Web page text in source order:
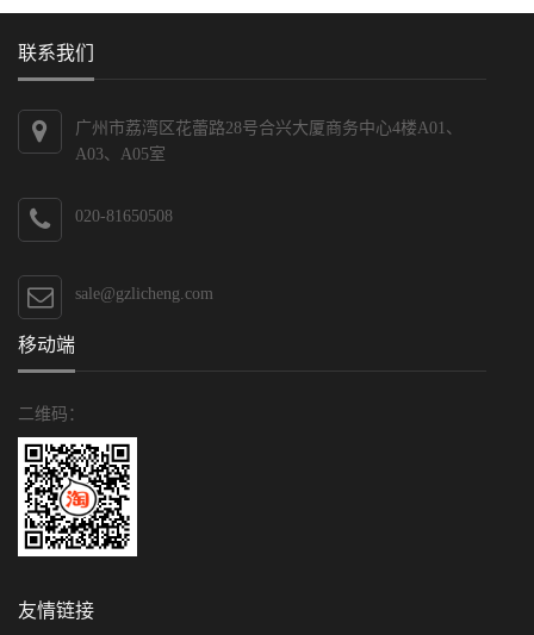
联系我们
广州市荔湾区花蕾路28号合兴大厦商务中心4楼A01、
A03、A05室
020-81650508
sale@gzlicheng.com
移动端
二维码：
友情链接